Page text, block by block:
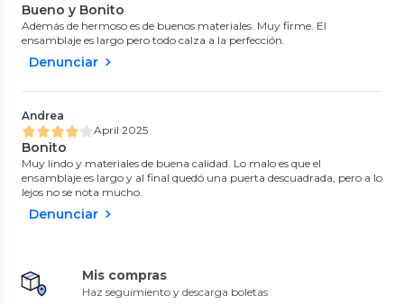
Bueno y Bonito
Además de hermoso es de buenos materiales. Muy firme. El
ensamblaje es largo pero todo calza a la perfección.
Denunciar
Andrea
April 2025
Bonito
Muy lindo y materiales de buena calidad. Lo malo es que el
ensamblaje es largo y al final quedó una puerta descuadrada, pero a lo
lejos no se nota mucho.
Denunciar
Mis compras
Haz seguimiento y descarga boletas